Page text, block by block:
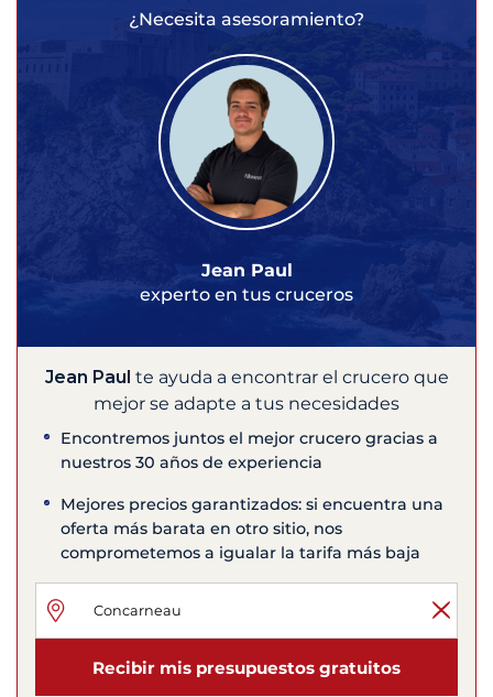
¿Necesita asesoramiento?
Jean Paul
experto en tus cruceros
Jean Paul te ayuda a encontrar el crucero que
mejor se adapte a tus necesidades
Encontremos juntos el mejor crucero gracias a
nuestros 30 años de experiencia
Mejores precios garantizados: si encuentra una
oferta más barata en otro sitio, nos
comprometemos a igualar la tarifa más baja
Recibir mis presupuestos gratuitos